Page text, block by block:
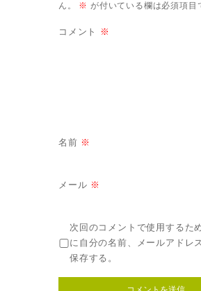
ん。
※ が付いている欄は必須項目
コメント ※
名前 ※
メール ※
次回のコメントで使用するた
に自分の名前、メールアドレ
保存する。